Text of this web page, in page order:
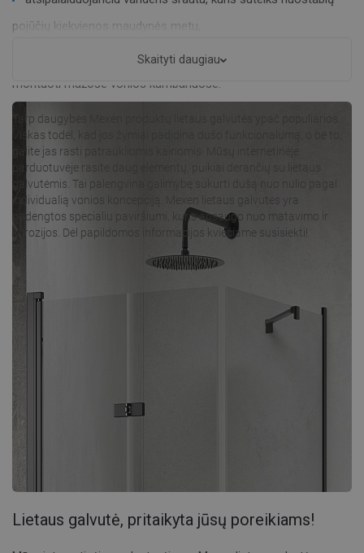
pojūčių kiekvienos maudynės metu,
lietaus galvute, siūloma slim versijoje, puikiai tinkančiai
montuoti mažose vonios kambariuose.
Tarp daugybės Mexen produktų lietaus galvutės ypač populiarios.
Viskas todėl, kad jos žymiai padidina dušo funkcionalumą, o be to,
galite jas rasti patraukliomis kainomis. Mūsų internetinėje
parduotuvėje rasite daug elementų, puikiai derančių su lietaus
galvutėmis. Tai palengvina galimybę sukurti dušą nuo nulio pagal
individualią vonios koncepciją. Mexen lietaus galvutės yra
padengtos specialiu paviršiumi, kuris apsaugo nuo matavimo ir
korozijos. Dėl papildomos informacijos kviečiame susisiekti!
Skaityti daugiau
Lietaus galvutė, pritaikyta jūsų poreikiams!